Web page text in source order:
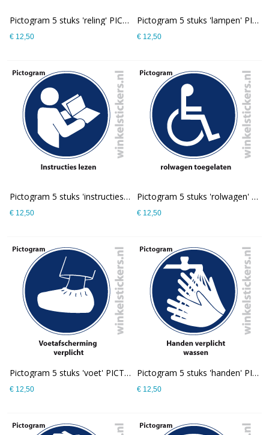
Pictogram 5 stuks 'reling' PICTO-182
€ 12,50
Pictogram 5 stuks 'lampen' PICTO-181
€ 12,50
Pictogram 5 stuks 'instructies' PICTO-180
€ 12,50
Pictogram 5 stuks 'rolwagen' PICTO-179
€ 12,50
Pictogram 5 stuks 'voet' PICTO-178
€ 12,50
Pictogram 5 stuks 'handen' PICTO-177
€ 12,50